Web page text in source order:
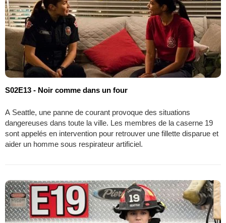
S02E13 - Noir comme dans un four
A Seattle, une panne de courant provoque des situations
dangereuses dans toute la ville. Les membres de la caserne 19
sont appelés en intervention pour retrouver une fillette disparue et
aider un homme sous respirateur artificiel.